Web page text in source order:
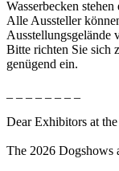
Wasserbecken
Alle Aussteller
Ausstellungsgelände
Bitte richten Sie sich
genügend ein.
Dear Exhibitors at
The 2026 Dogshows